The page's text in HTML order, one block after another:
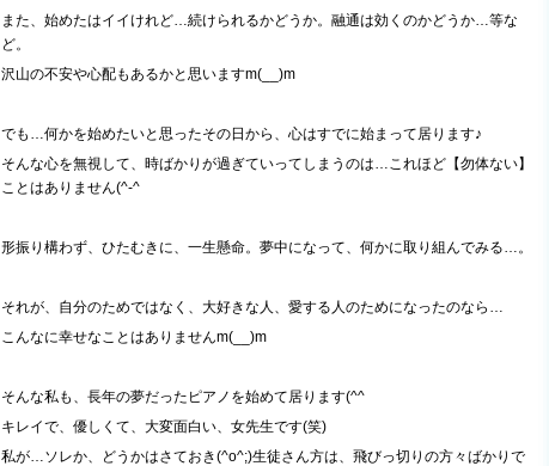
また、始めたはイイけれど…続けられるかどうか。融通は効くのかどうか…等な
ど。
沢山の不安や心配もあるかと思いますm(__)m
でも…何かを始めたいと思ったその日から、心はすでに始まって居ります♪
そんな心を無視して、時ばかりが過ぎていってしまうのは…これほど【勿体ない】
ことはありません(^-^ゞ
形振り構わず、ひたむきに、一生懸命。夢中になって、何かに取り組んでみる…。
それが、自分のためではなく、大好きな人、愛する人のためになったのなら…
こんなに幸せなことはありませんm(__)m
そんな私も、長年の夢だったピアノを始めて居ります(^^ゞ
キレイで、優しくて、大変面白い、女先生です(笑)
私が…ソレか、どうかはさておき(^o^;)生徒さん方は、飛びっ切りの方々ばかりで